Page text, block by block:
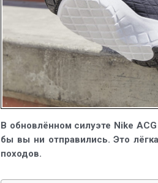
В обновлённом силуэте Nike
бы вы ни отправились. Это
походов.